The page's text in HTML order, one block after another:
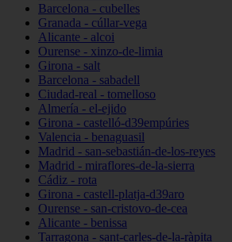
Barcelona - cubelles
Granada - cúllar-vega
Alicante - alcoi
Ourense - xinzo-de-limia
Girona - salt
Barcelona - sabadell
Ciudad-real - tomelloso
Almería - el-ejido
Girona - castelló-d39empúries
Valencia - benaguasil
Madrid - san-sebastián-de-los-reyes
Madrid - miraflores-de-la-sierra
Cádiz - rota
Girona - castell-platja-d39aro
Ourense - san-cristovo-de-cea
Alicante - benissa
Tarragona - sant-carles-de-la-ràpita